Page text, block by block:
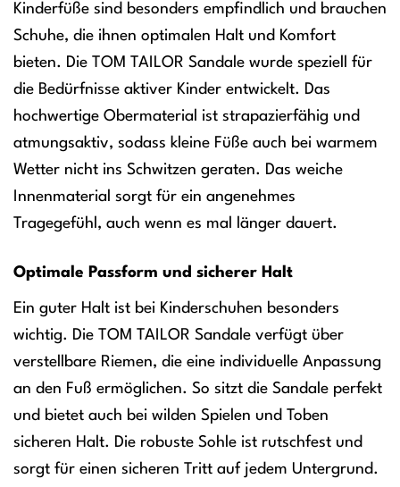
Kinderfüße sind besonders empfindlich und brauchen
Schuhe, die ihnen optimalen Halt und Komfort
bieten. Die TOM TAILOR Sandale wurde speziell für
die Bedürfnisse aktiver Kinder entwickelt. Das
hochwertige Obermaterial ist strapazierfähig und
atmungsaktiv, sodass kleine Füße auch bei warmem
Wetter nicht ins Schwitzen geraten. Das weiche
Innenmaterial sorgt für ein angenehmes
Tragegefühl, auch wenn es mal länger dauert.
Optimale Passform und sicherer Halt
Ein guter Halt ist bei Kinderschuhen besonders
wichtig. Die TOM TAILOR Sandale verfügt über
verstellbare Riemen, die eine individuelle Anpassung
an den Fuß ermöglichen. So sitzt die Sandale perfekt
und bietet auch bei wilden Spielen und Toben
sicheren Halt. Die robuste Sohle ist rutschfest und
sorgt für einen sicheren Tritt auf jedem Untergrund.